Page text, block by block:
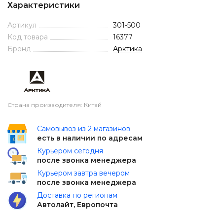
Характеристики
Артикул
301-500
Код товара
16377
Бренд
Арктика
Страна производителя: Китай
Самовывоз из 2 магазинов
есть в наличии по адресам
Курьером сегодня
после звонка менеджера
Курьером завтра вечером
после звонка менеджера
Доставка по регионам
Автолайт, Европочта